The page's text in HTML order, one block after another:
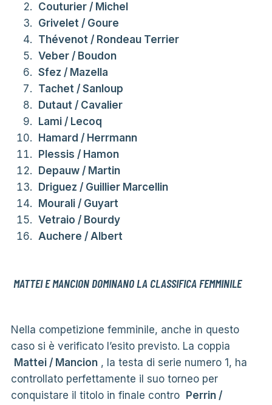
Couturier / Michel
Grivelet / Goure
Thévenot / Rondeau Terrier
Veber / Boudon
Sfez / Mazella
Tachet / Sanloup
Dutaut / Cavalier
Lami / Lecoq
Hamard / Herrmann
Plessis / Hamon
Depauw / Martin
Driguez / Guillier Marcellin
Mourali / Guyart
Vetraio / Bourdy
Auchere / Albert
MATTEI E MANCION DOMINANO LA CLASSIFICA FEMMINILE
Nella competizione femminile, anche in questo
caso si è verificato l’esito previsto. La coppia
Mattei / Mancion, la testa di serie numero 1, ha
controllato perfettamente il suo torneo per
conquistare il titolo in finale contro
Perrin /